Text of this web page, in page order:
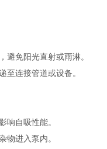
免阳光直射或雨淋。
连接管道或设备。
自吸性能。
进入泵内。